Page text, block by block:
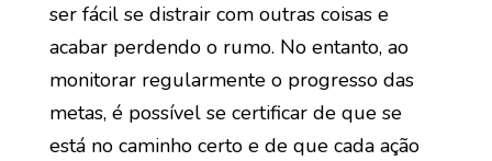
ser fácil se distrair com outras coisas e
acabar perdendo o rumo. No entanto, ao
monitorar regularmente o progresso das
metas, é possível se certificar de que se
está no caminho certo e de que cada ação